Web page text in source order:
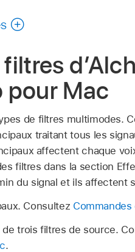
pour Mac
de filtres multimodes.
traitant tous les
affectent chaque
filtres dans la section
du signal et ils affectent
Consultez
trois filtres de source.
.